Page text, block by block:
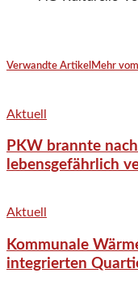
Verwandte Artikel Mehr
Aktuell
PKW brannte
lebensgefährlich
Aktuell
Kommunale
integrierten